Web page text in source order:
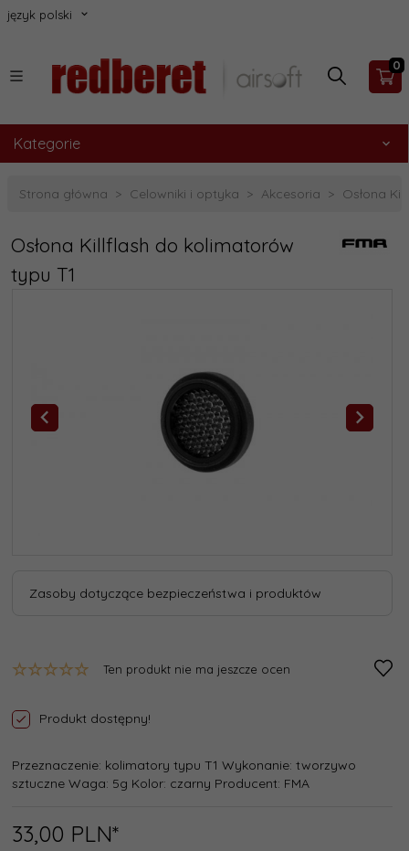
język polski
0
Kategorie
Strona główna Celowniki i optyka Akcesoria Osłona
Osłona Killflash do kolimatorów
typu T1
Zasoby dotyczące bezpieczeństwa i produktów
Ten produkt nie ma jeszcze ocen
Produkt dostępny!
Przeznaczenie: kolimatory typu T1 Wykonanie: tworzywo
sztuczne Waga: 5g Kolor: czarny Producent: FMA
33,00 PLN*